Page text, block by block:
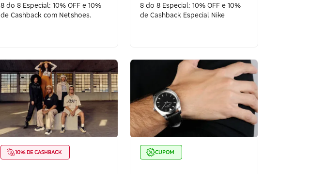
8 do 8 Especial: 10% OFF e 10%
de Cashback com Netshoes.
8 do 8 Especial: 10% OFF e 10%
de Cashback Especial Nike
10% DE CASHBACK CUPOM